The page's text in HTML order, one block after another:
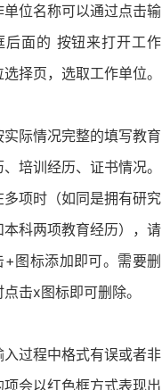
单位名称可以通过点击输
后面的 按钮来打开工作
择页，选取工作单位。
实际情况完整的填写教育
培训经历、证书情况。
多项时（如同是拥有研究
本科两项教育经历），请
+图标添加即可。需要删
点击x图标即可删除。
入过程中格式有误或者非
项会以红色框方式表现出